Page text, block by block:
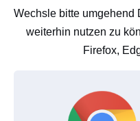
Wechsle bitte umgehend
weiterhin nutzen zu
Firefox,